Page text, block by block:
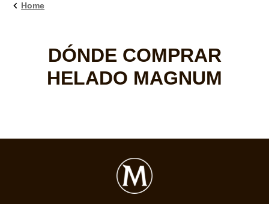
Home
DÓNDE COMPRAR
HELADO MAGNUM